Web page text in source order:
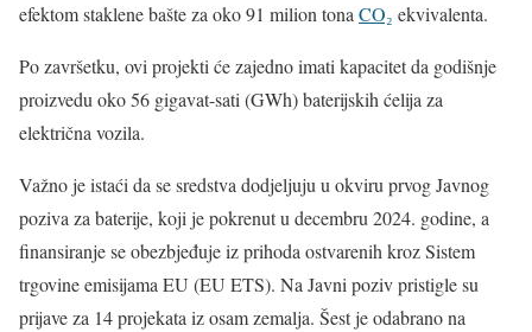
efektom staklene bašte za oko 91 milion tona CO₂ ekvivalenta.
Po završetku, ovi projekti će zajedno imati kapacitet da godišnje
proizvedu oko 56 gigavat-sati (GWh) baterijskih ćelija za
električna vozila.
Važno je istaći da se sredstva dodjeljuju u okviru prvog Javnog
poziva za baterije, koji je pokrenut u decembru 2024. godine, a
finansiranje se obezbjeđuje iz prihoda ostvarenih kroz Sistem
trgovine emisijama EU (EU ETS). Na Javni poziv pristigle su
prijave za 14 projekata iz osam zemalja. Šest je odabrano na